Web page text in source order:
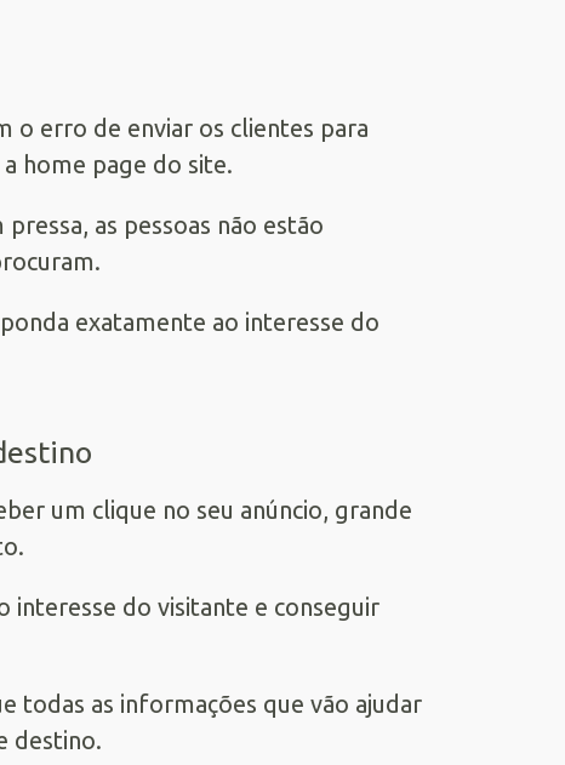
o erro de enviar os clientes para
home page do site.
as pessoas não estão
exatamente ao interesse do
um clique no seu anúncio, grande
interesse do visitante e conseguir
todas as informações que vão ajudar
destino.